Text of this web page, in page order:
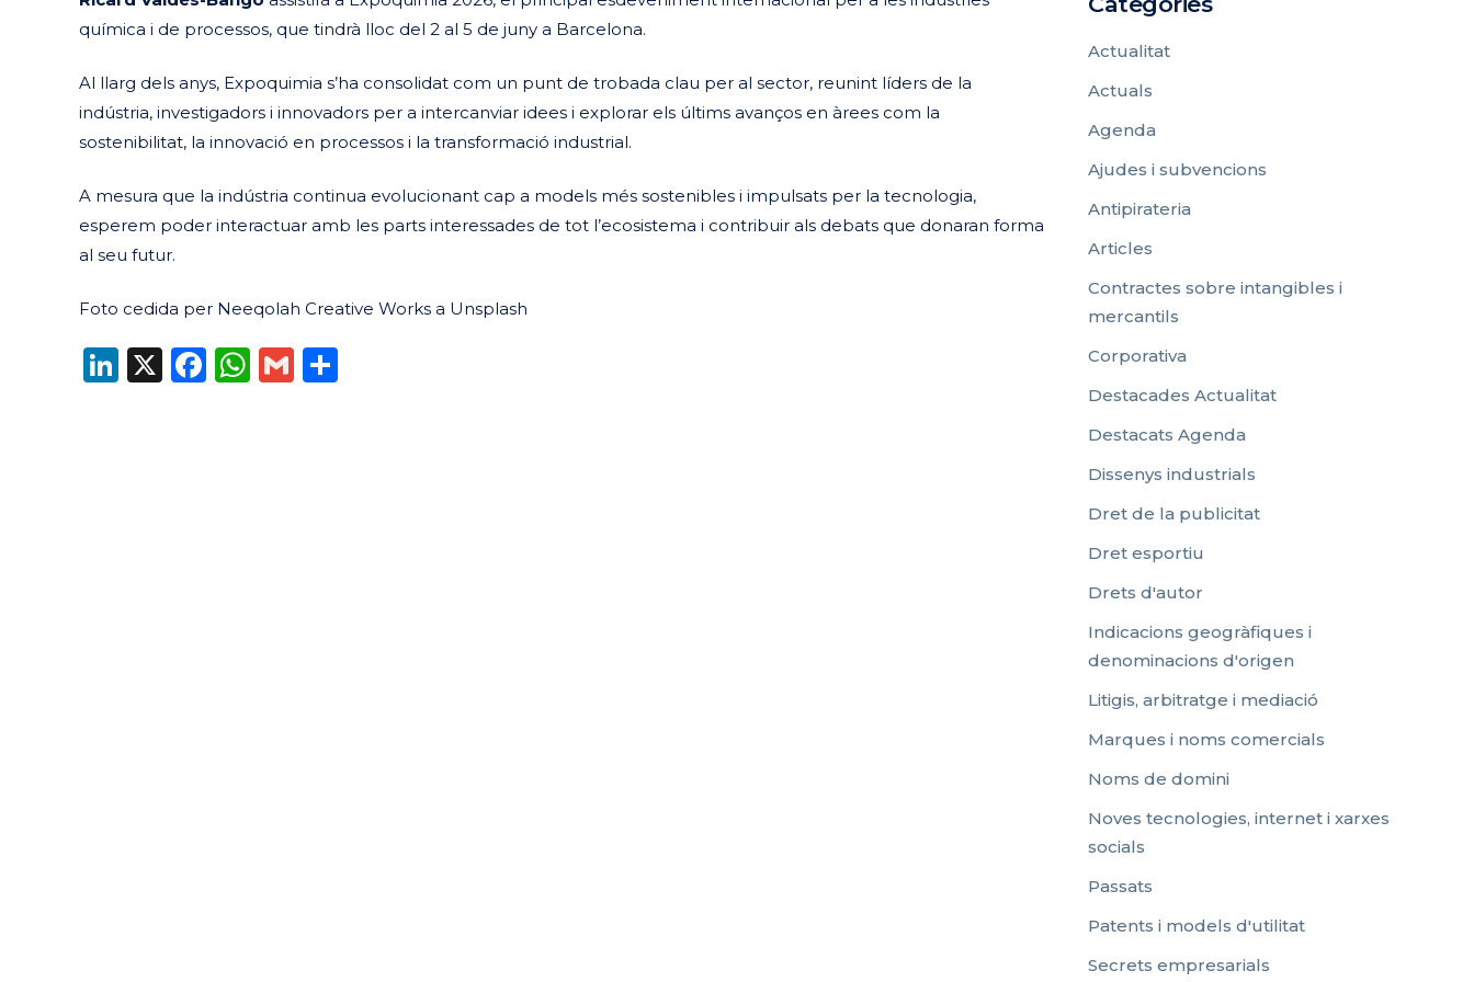
química i de processos, que tindrà lloc del 2 al 5 de juny a Barcelona.
Al llarg dels anys, Expoquimia s’ha consolidat com un punt de trobada clau per al sector, reunint líders de la
indústria, investigadors i innovadors per a intercanviar idees i explorar els últims avanços en àrees com la
sostenibilitat, la innovació en processos i la transformació industrial.
A mesura que la indústria continua evolucionant cap a models més sostenibles i impulsats per la tecnologia,
esperem poder interactuar amb les parts interessades de tot l’ecosistema i contribuir als debats que donaran forma
al seu futur.
Foto cedida per Neeqolah Creative Works a Unsplash
LinkedIn
X Facebook
WhatsApp
Gmail
Actualitat
Actuals
Agenda
Ajudes i subvencions
Antipirateria
Articles
Contractes sobre intangibles i
mercantils
Corporativa
Destacades Actualitat
Destacats Agenda
Dissenys industrials
Dret de la publicitat
Dret esportiu
Drets d'autor
Indicacions geogràfiques i
denominacions d'origen
Litigis, arbitratge i mediació
Marques i noms comercials
Noms de domini
Noves tecnologies, internet i xarxes
socials
Passats
Patents i models d'utilitat
Secrets empresarials